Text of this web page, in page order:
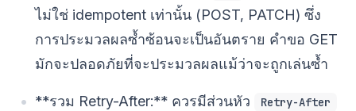
ไม่ใช่ idempotent เท่านั้น (POST, PATCH) ซึ่ง
การประมวลผลซ้ำซ้อนจะเป็นอันตราย คำขอ GET
มักจะปลอดภัยที่จะประมวลผลแม้ว่าจะถูกเล่นซ้ำ
**รวม Retry-After:** ควรมีส่วนหัว Retry-After